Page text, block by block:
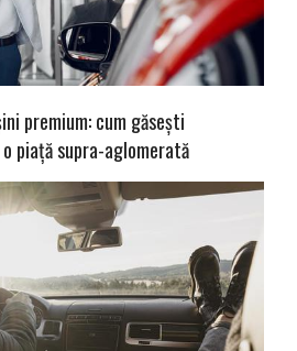
premium: cum găsești
piață supra-aglomerată